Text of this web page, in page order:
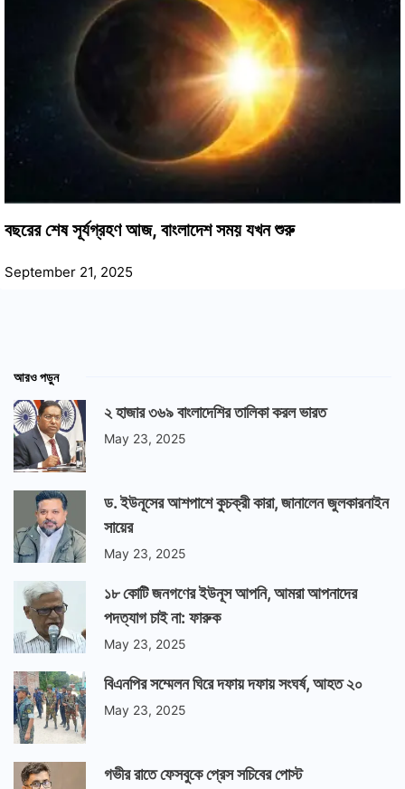
বছরের শেষ সূর্যগ্রহণ আজ, বাংলাদেশ সময় যখন শুরু
September 21, 2025
আরও পড়ুন
২ হাজার ৩৬৯ বাংলাদেশির তালিকা করল ভারত
May 23, 2025
ড. ইউনূসের আশপাশে কুচক্রী কারা, জানালেন জুলকারনাইন
সায়ের
May 23, 2025
১৮ কোটি জনগণের ইউনূস আপনি, আমরা আপনাদের
পদত্যাগ চাই না: ফারুক
May 23, 2025
বিএনপির সম্মেলন ঘিরে দফায় দফায় সংঘর্ষ, আহত ২০
May 23, 2025
গভীর রাতে ফেসবুকে প্রেস সচিবের পোস্ট